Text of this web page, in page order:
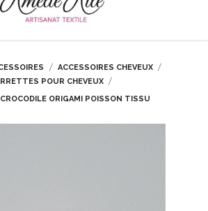
ACCESSOIRES CHEVEUX
POUR CHEVEUX
ORIGAMI POISSON TISSU